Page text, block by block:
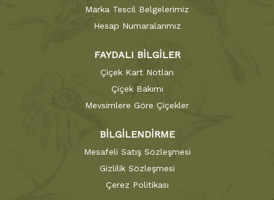
Marka Tescil Belgelerimiz
Hesap Numaralarımız
FAYDALI BİLGİLER
Çiçek Kart Notları
Çiçek Bakımı
Mevsimlere Göre Çiçekler
BİLGİLENDİRME
Mesafeli Satış Sözleşmesi
Gizlilik Sözleşmesi
Çerez Politikası